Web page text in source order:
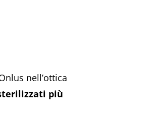
nell’ottica
più